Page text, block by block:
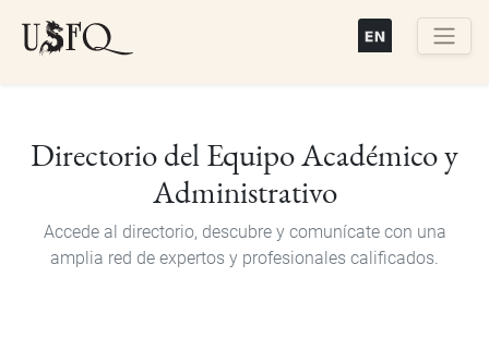
Directorio del Equipo Académico y
Administrativo
Accede al directorio, descubre y comunícate con una
amplia red de expertos y profesionales calificados.